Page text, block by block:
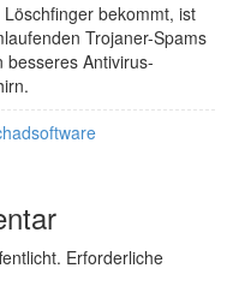
bekommt, ist
Trojaner-Spams
besseres Antivirus-
Erforderliche